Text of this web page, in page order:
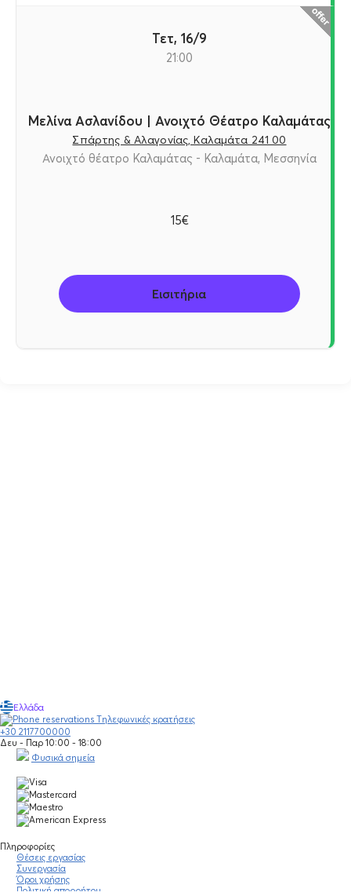
Τετ, 16/9
21:00
Μελίνα Ασλανίδου | Ανοιχτό Θέατρο Καλαμάτας
Σπάρτης & Αλαγονίας, Καλαμάτα 241 00
Ανοιχτό θέατρο Καλαμάτας - Καλαμάτα, Μεσσηνία
15€
Εισιτήρια
Ελλάδα
Τηλεφωνικές κρατήσεις
+30 2117700000
Δευ - Παρ 10:00 - 18:00
Φυσικά σημεία
Πληροφορίες
Θέσεις εργασίας
Συνεργασία
Όροι χρήσης
Πολιτική απορρήτου